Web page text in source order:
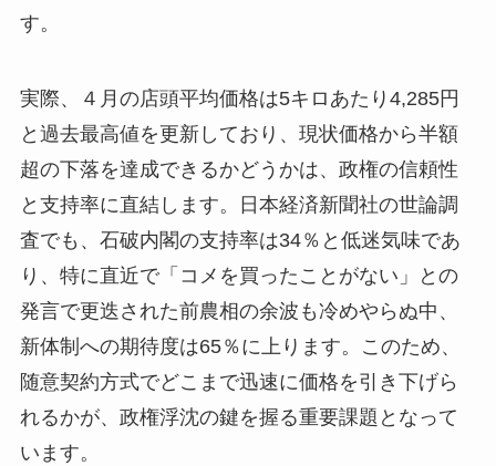
す。
実際、４月の店頭平均価格は5キロあたり4,285円
と過去最高値を更新しており、現状価格から半額
超の下落を達成できるかどうかは、政権の信頼性
と支持率に直結します。日本経済新聞社の世論調
査でも、石破内閣の支持率は34％と低迷気味であ
り、特に直近で「コメを買ったことがない」との
発言で更迭された前農相の余波も冷めやらぬ中、
新体制への期待度は65％に上ります。このため、
随意契約方式でどこまで迅速に価格を引き下げら
れるかが、政権浮沈の鍵を握る重要課題となって
います。